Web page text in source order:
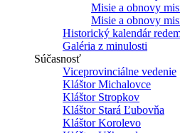
Misie a obnovy
Misie a obnovy
Historický kalendár
Galéria z minulosti
Súčasnosť
Viceprovinciálne vedenie
Kláštor Michalovce
Kláštor Stropkov
Kláštor Stará Ľubovňa
Kláštor Korolevo